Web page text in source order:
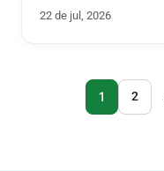
22 de jul, 2026
1 2